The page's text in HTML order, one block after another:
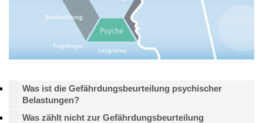
Was ist die Gefährdungsbeurteilung psychischer
Belastungen?
Was zählt nicht zur Gefährdungsbeurteilung